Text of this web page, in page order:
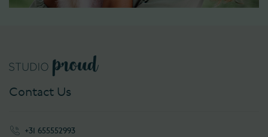
Contact Us
+31 655552993